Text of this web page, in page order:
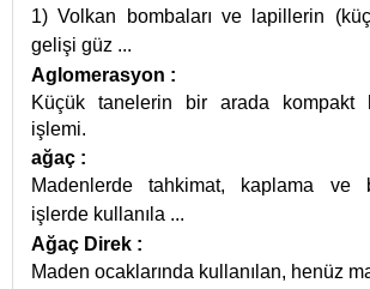
1) Volkan bombaları ve lapillerin
gelişi güz ...
Aglomerasyon :
Küçük tanelerin bir arada kompakt
işlemi.
ağaç :
Madenlerde tahkimat, kaplama ve
işlerde kullanıla ...
Ağaç Direk :
Maden ocaklarında kullanılan, henüz